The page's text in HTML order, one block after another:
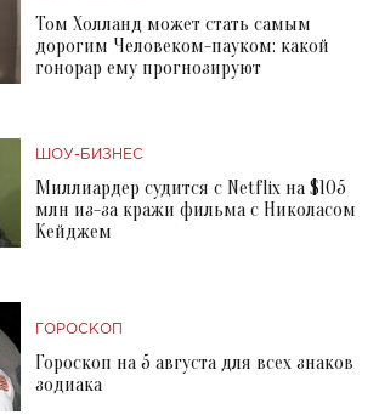
Том Холланд может стать самым
дорогим Человеком-пауком: какой
гонорар ему прогнозируют
ШОУ-БИЗНЕС
Миллиардер судится с Netflix на $105
млн из-за кражи фильма с Николасом
Кейджем
ГОРОСКОП
Гороскоп на 5 августа для всех знаков
зодиака